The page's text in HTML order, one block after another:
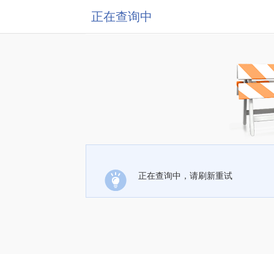
正在查询中
正在查询中，请刷新重试